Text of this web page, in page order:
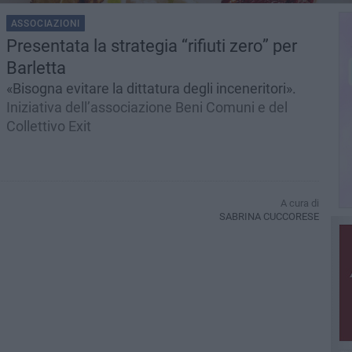
ASSOCIAZIONI
Presentata la strategia “rifiuti zero” per
Barletta
«Bisogna evitare la dittatura degli inceneritori».
Iniziativa dell’associazione Beni Comuni e del
Collettivo Exit
A cura di
SABRINA CUCCORESE